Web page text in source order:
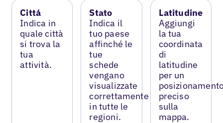
Cittá
Indica in
quale città
si trova la
tua
attività.
Stato
Indica il
tuo paese
affinché le
tue
schede
vengano
visualizzate
correttamente
in tutte le
regioni.
Latitudine
Aggiungi
la tua
coordinata
di
latitudine
per un
preciso
sulla
mappa.